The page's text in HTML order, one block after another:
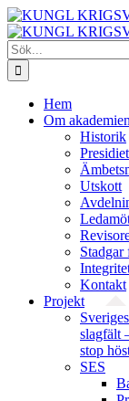
Fortsätt
till
innehållet
Sök
efter:
Hem
Om akademien
Historik
Presidiet
Utskott
Stadgar
Kontakt
Projekt
slagfält
stop
SES